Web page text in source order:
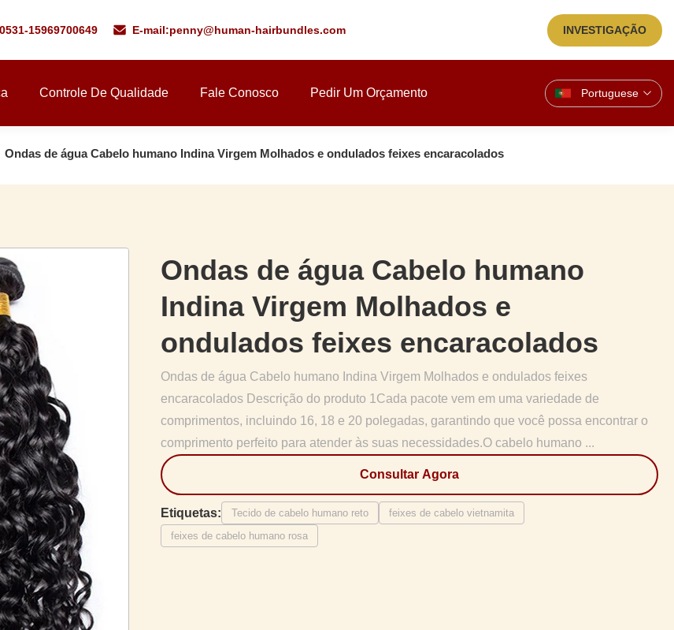
15969700649 E-mail:penny@human-hairbundles.com INVESTIGAÇÃO
Controle De Qualidade Fale Conosco Pedir Um Orçamento Portuguese
Ondas de água Cabelo humano Indina Virgem Molhados e ondulados feixes encaracolados
Ondas de água Cabelo humano
Indina Virgem Molhados e
ondulados feixes encaracolados
Ondas de água Cabelo humano Indina Virgem Molhados e ondulados feixes
encaracolados Descrição do produto 1Cada pacote vem em uma variedade de
comprimentos, incluindo 16, 18 e 20 polegadas, garantindo que você possa encontrar o
comprimento perfeito para atender às suas necessidades.O cabelo humano ...
Consultar Agora
Etiquetas: Tecido de cabelo humano reto
feixes de cabelo vietnamita
feixes de cabelo humano rosa